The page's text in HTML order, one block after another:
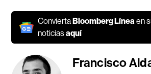
ConviertaBloomberg Líneaen
noticiasaquí
Francisco